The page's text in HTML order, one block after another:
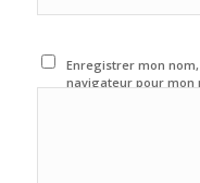
Enregistrer mon
navigateur pour mon